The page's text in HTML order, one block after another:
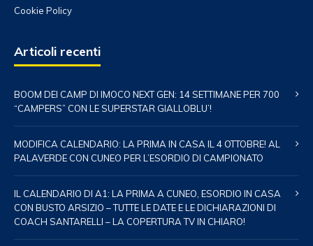
Cookie Policy
Articoli recenti
BOOM DEI CAMP DI IMOCO NEXT GEN: 14 SETTIMANE PER 700
“CAMPERS” CON LE SUPERSTAR GIALLOBLU’!
MODIFICA CALENDARIO: LA PRIMA IN CASA IL 4 OTTOBRE! AL
PALAVERDE CON CUNEO PER L’ESORDIO DI CAMPIONATO
IL CALENDARIO DI A1: LA PRIMA A CUNEO, ESORDIO IN CASA
CON BUSTO ARSIZIO – TUTTE LE DATE E LE DICHIARAZIONI DI
COACH SANTARELLI – LA COPERTURA TV IN CHIARO!